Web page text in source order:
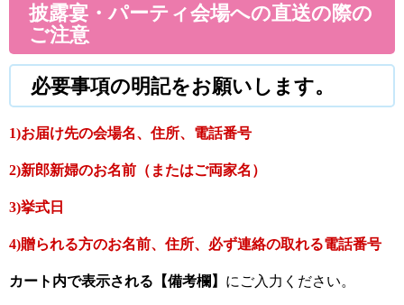
披露宴・パーティ会場への直送の際の
ご注意
必要事項の明記をお願いします。
1)お届け先の会場名、住所、電話番号
2)新郎新婦のお名前（またはご両家名）
3)挙式日
4)贈られる方のお名前、住所、必ず連絡の取れる電話番号
カート内で表示される【備考欄】 にご入力ください。